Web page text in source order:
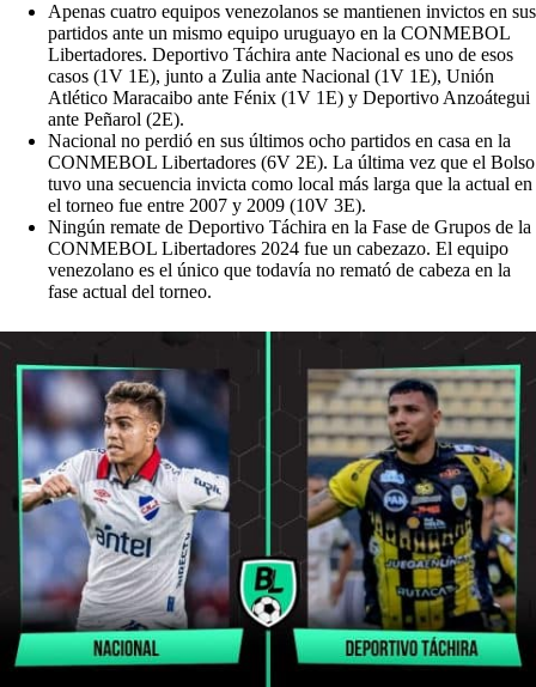
Apenas cuatro equipos venezolanos se mantienen invictos en sus
partidos ante un mismo equipo uruguayo en la CONMEBOL
Libertadores. Deportivo Táchira ante Nacional es uno de esos
casos (1V 1E), junto a Zulia ante Nacional (1V 1E), Unión
Atlético Maracaibo ante Fénix (1V 1E) y Deportivo Anzoátegui
ante Peñarol (2E).
Nacional no perdió en sus últimos ocho partidos en casa en la
CONMEBOL Libertadores (6V 2E). La última vez que el Bolso
tuvo una secuencia invicta como local más larga que la actual en
el torneo fue entre 2007 y 2009 (10V 3E).
Ningún remate de Deportivo Táchira en la Fase de Grupos de la
CONMEBOL Libertadores 2024 fue un cabezazo. El equipo
venezolano es el único que todavía no remató de cabeza en la
fase actual del torneo.